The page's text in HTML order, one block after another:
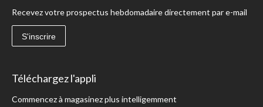
Recevez votre prospectus hebdomadaire directement par e-mail
S'inscrire
Téléchargez l'appli
Commencez à magasinez plus intelligemment